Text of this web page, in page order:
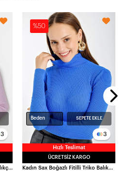
3
Kadın Lila Boğazlı Fitilli Triko Balıkçı Yaka Kazak HZL22W-BD1445001
%50
Hızlı Teslimat
3
Beden SEPETE EKLE
ÜCRETSIZ KARGO
Kadın Sax Boğazlı Fitilli Triko Balıkçı Yaka Kazak HZL22W-BD1445001